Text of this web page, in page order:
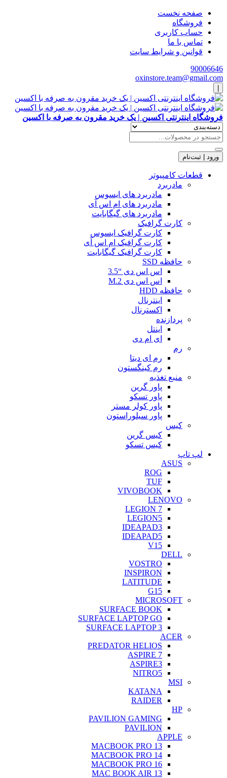
صفحه نخست
فروشگاه
حساب کاربری
تماس با ما
قوانین و شرایط سایت
90006646
oxinstore.team@gmail.com
فروشگاه اینترنتی اکسین | یک خرید مقرون به صرفه با اکسین
ورود | ثبت‌نام
قطعات کامپیوتر
مادربرد
مادربرد های ایسوس
مادربرد های ام اس آی
مادربرد های گیگابایت
کارت گرافیک
کارت گرافیک ایسوس
کارت گرافیک ام اس آی
کارت گرافیک گیگابایت
حافظه SSD
اس اس دی “3.5
اس اس دی M.2
حافظه HDD
اینترنال
اکسترنال
پردازنده
اینتل
ای ام دی
رم
رم ای دیتا
رم کینگستون
منبع تغذیه
پاور گرین
پاور تسکو
پاور کولر مستر
پاور سیلوراستون
کیس
کیس گرین
کیس تسکو
لپ تاپ
ASUS
ROG
TUF
VIVOBOOK
LENOVO
LEGION 7
LEGION5
IDEAPAD3
IDEAPAD5
V15
DELL
VOSTRO
INSPIRON
LATITUDE
G15
MICROSOFT
SURFACE BOOK
SURFACE LAPTOP GO
SURFACE LAPTOP 3
ACER
PREDATOR HELIOS
ASPIRE 7
ASPIRE3
NITRO5
MSI
KATANA
RAIDER
HP
PAVILION GAMING
PAVILION
APPLE
MACBOOK PRO 13
MACBOOK PRO 14
MACBOOK PRO 16
MAC BOOK AIR 13